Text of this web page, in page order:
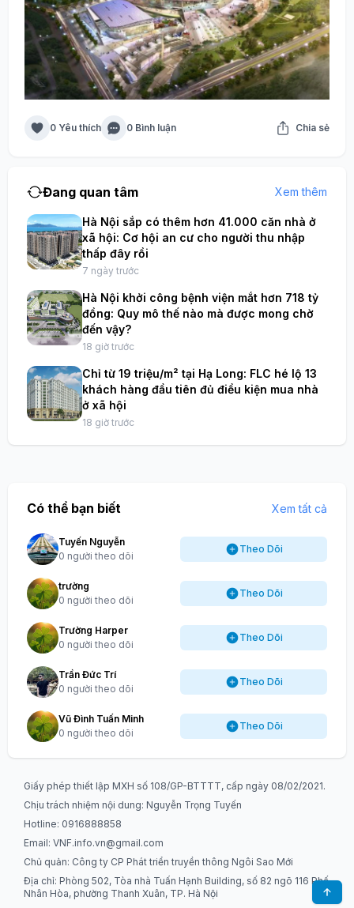
0 Yêu thích 0 Bình luận Chia sẻ
Đang quan tâm Xem thêm
Hà Nội sắp có thêm hơn 41.000 căn nhà ở
xã hội: Cơ hội an cư cho người thu nhập
thấp đây rồi
7 ngày trước
Hà Nội khởi công bệnh viện mắt hơn 718 tỷ
đồng: Quy mô thế nào mà được mong chờ
đến vậy?
18 giờ trước
Chỉ từ 19 triệu/m² tại Hạ Long: FLC hé lộ 13
khách hàng đầu tiên đủ điều kiện mua nhà
ở xã hội
18 giờ trước
Có thể bạn biết Xem tất cả
Tuyến Nguyễn
0 người theo dõi
Theo Dõi
trường
0 người theo dõi
Theo Dõi
Trường Harper
0 người theo dõi
Theo Dõi
Trần Đức Trí
0 người theo dõi
Theo Dõi
Vũ Đình Tuấn Minh
0 người theo dõi
Theo Dõi
Giấy phép thiết lập MXH số 108/GP-BTTTT, cấp ngày 08/02/2021.
Chịu trách nhiệm nội dung: Nguyễn Trọng Tuyến
Hotline: 0916888858
Email: VNF.info.vn@gmail.com
Chủ quản: Công ty CP Phát triển truyền thông Ngôi Sao Mới
Địa chỉ: Phòng 502, Tòa nhà Tuấn Hạnh Building, số 82 ngõ 116 Phố
Nhân Hòa, phường Thanh Xuân, TP. Hà Nội